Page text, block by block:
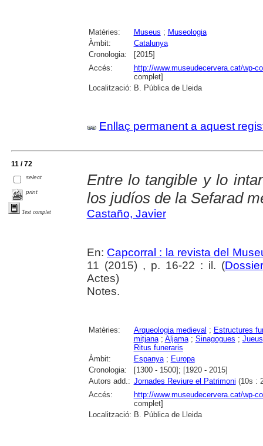
Matèries: Museus ; Museologia
Àmbit:
Catalunya
Cronologia:
[2015]
Accés:
http://www.museudecervera.cat/wp-
complet]
Localització: B. Pública de Lleida
Enllaç permanent a aquest
11 / 72
select
print
Text complet
Entre lo tangible y lo
los judíos de la Sefarad
Castaño, Javier
En: Capcorral : la revista del
11 (2015) , p. 16-22 : il. (Dossier
Actes)
Notes.
Matèries: Arqueologia medieval ; Estructures
mitjana; Aljama; Sinagogues ; Jueus
Ritus funeraris
Àmbit:
Espanya; Europa
Cronologia:
[1300 - 1500]; [1920 - 2015]
Autors add.: Jornades Reviure el Patrimoni (10s :
Accés:
http://www.museudecervera.cat/wp-
complet]
Localització: B. Pública de Lleida